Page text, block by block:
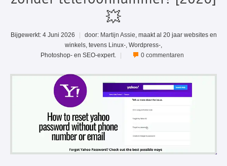
💥
Bijgewerkt: 4 Juni 2026 | door: Martijn Assie , maakt al 20 jaar websites en
winkels, tevens Linux-, Wordpress-,
Photoshop- en SEO-expert.
| 0 commentaren